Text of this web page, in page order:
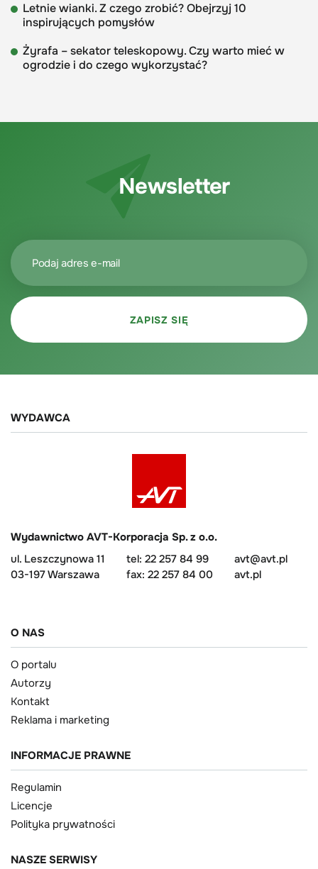
Letnie wianki. Z czego zrobić? Obejrzyj 10
inspirujących pomysłów
Żyrafa – sekator teleskopowy. Czy warto mieć w
ogrodzie i do czego wykorzystać?
Newsletter
WYDAWCA
Wydawnictwo AVT-Korporacja Sp. z o.o.
ul. Leszczynowa 11
03-197 Warszawa
tel: 22 257 84 99
fax: 22 257 84 00
avt@avt.pl
avt.pl
O NAS
O portalu
Autorzy
Kontakt
Reklama i marketing
INFORMACJE PRAWNE
Regulamin
Licencje
Polityka prywatności
NASZE SERWISY